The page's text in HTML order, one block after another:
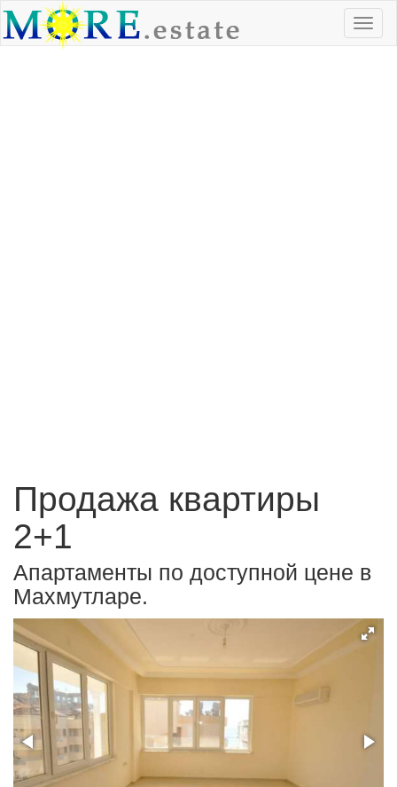
Продажа квартиры
2+1
Апартаменты по доступной цене в
Махмутларе.